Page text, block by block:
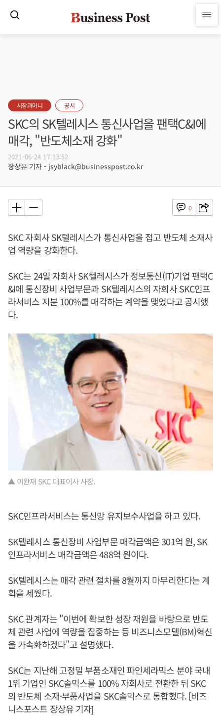
시장과머니 공시
SKC의 SK텔레시스 통신사업을 팬택C&I에
매각, "반도체소재 강화"
2021-06-24 17:13:52
장상유 기자 - jsyblack@businesspost.co.kr
0
SKC 자회사 SK텔레시스가 통신사업을 접고 반도체 소재사
업 역량을 강화한다.
SKC는 24일 자회사 SK텔레시스가 정보통신(IT)기업 팬택C
&I에 통신장비 사업부문과 SK텔레시스의 자회사 SKC인프
라서비스 지분 100%를 매각하는 계약을 맺었다고 공시했
다.
▲ 이완재 SKC 대표이사 사장.
SKC인프라서비스는 통신망 유지보수사업을 하고 있다.
SK텔레시스 통신장비 사업부문 매각금액은 301억 원, SK
인프라서비스 매각금액은 488억 원이다.
SK텔레시스는 매각 관련 절차를 8월까지 마무리한다는 계
획을 세웠다.
SKC 관계자는 "이번에 확보한 성장 재원을 바탕으로 반도
체 관련 사업에 역량을 집중하는 등 비즈니스모델(BM)혁신
을 가속화하겠다"고 설명했다.
SKC는 지난해 고정밀 부품소재인 파인세라믹스 분야 국내
1위 기업인 SKC솔믹스를 100% 자회사로 전환한 뒤 SKC
의 반도체 소재·부품사업을 SKC솔믹스로 통합했다. [비즈
니스포스트 장상유 기자]